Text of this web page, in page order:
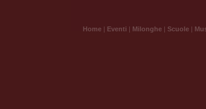
Home | Eventi | Milonghe | Scuole |